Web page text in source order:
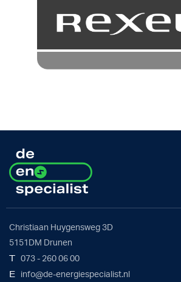
Christiaan Huygensweg 3D
5151DM Drunen
T 073 - 260 06 00
E info@de-energiespecialist.nl